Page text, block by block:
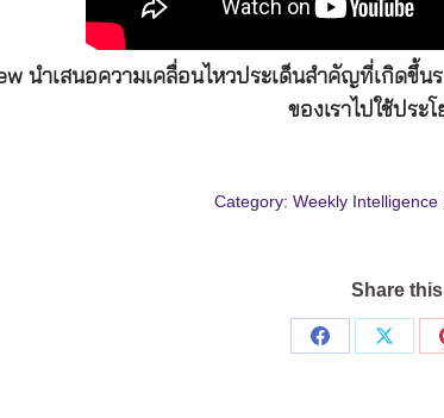
นำเสนอความเคลื่อนไหวประเด็นสำคัญที่เกิด
ของเราไปใช้ประ
Category: Weekly Intelligence
Share
Share
Share